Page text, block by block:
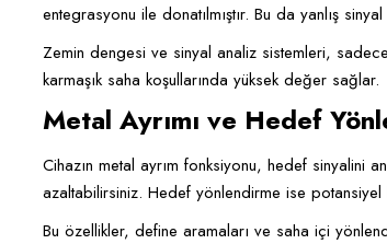
entegrasyonu ile donatılmıştır. Bu da yanlış
Zemin dengesi ve sinyal analiz sistemleri,
karmaşık saha koşullarında yüksek değer sağlar.
Metal Ayrımı ve Hedef
Cihazın metal ayrım fonksiyonu, hedef sinyalini
azaltabilirsiniz. Hedef yönlendirme ise
Bu özellikler, define aramaları ve saha içi